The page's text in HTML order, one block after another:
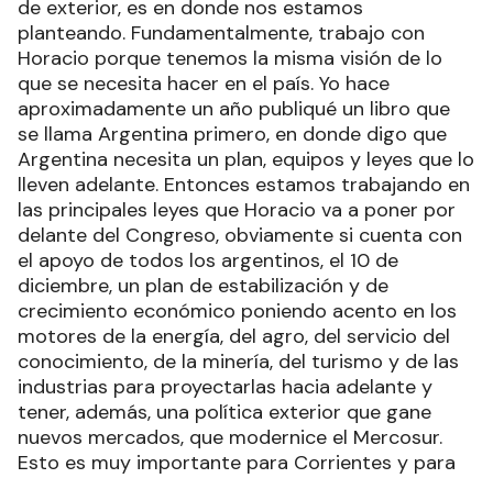
de exterior, es en donde nos estamos
planteando. Fundamentalmente, trabajo con
Horacio porque tenemos la misma visión de lo
que se necesita hacer en el país. Yo hace
aproximadamente un año publiqué un libro que
se llama Argentina primero, en donde digo que
Argentina necesita un plan, equipos y leyes que lo
lleven adelante. Entonces estamos trabajando en
las principales leyes que Horacio va a poner por
delante del Congreso, obviamente si cuenta con
el apoyo de todos los argentinos, el 10 de
diciembre, un plan de estabilización y de
crecimiento económico poniendo acento en los
motores de la energía, del agro, del servicio del
conocimiento, de la minería, del turismo y de las
industrias para proyectarlas hacia adelante y
tener, además, una política exterior que gane
nuevos mercados, que modernice el Mercosur.
Esto es muy importante para Corrientes y para